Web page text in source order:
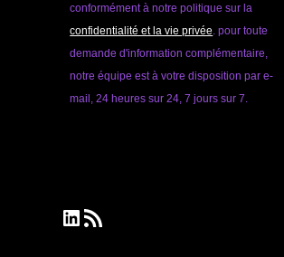
conformément à notre politique sur la
confidentialité et la vie privée . pour toute
demande d'information complémentaire,
notre équipe est à votre disposition par e-
mail, 24 heures sur 24, 7 jours sur 7.
LinkedIn
Flux RSS